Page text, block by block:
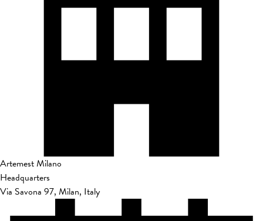
Artemest Milano
Headquarters
Via Savona 97, Milan, Italy